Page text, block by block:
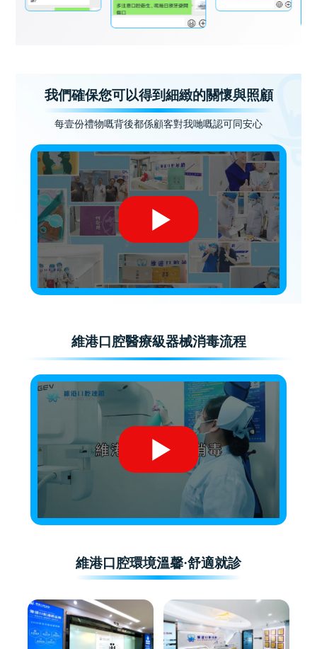
我們確保您可以得到細緻的關懷與照顧
每壹份禮物嘅背後都係顧客對我哋嘅認可同安心
維港口腔醫療級器械消毒流程
維港口腔環境溫馨·舒適就診